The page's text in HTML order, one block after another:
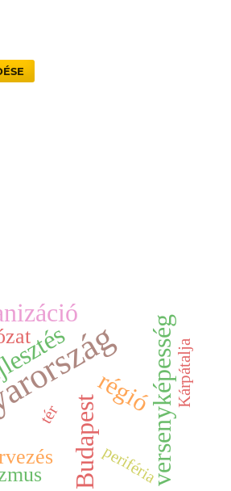
versenyképesség
Budapest
régió
tér
periféria
Kárpátalja